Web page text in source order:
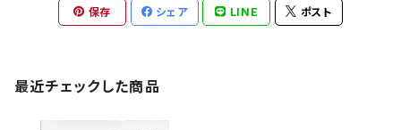
保存 シェア LINE ポスト
最近チェックした商品